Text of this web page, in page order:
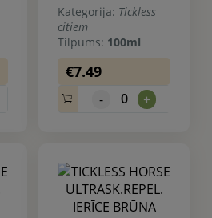
Kategorija: Tickless
citiem
Tilpums: 100ml
€7.49
- 0 +